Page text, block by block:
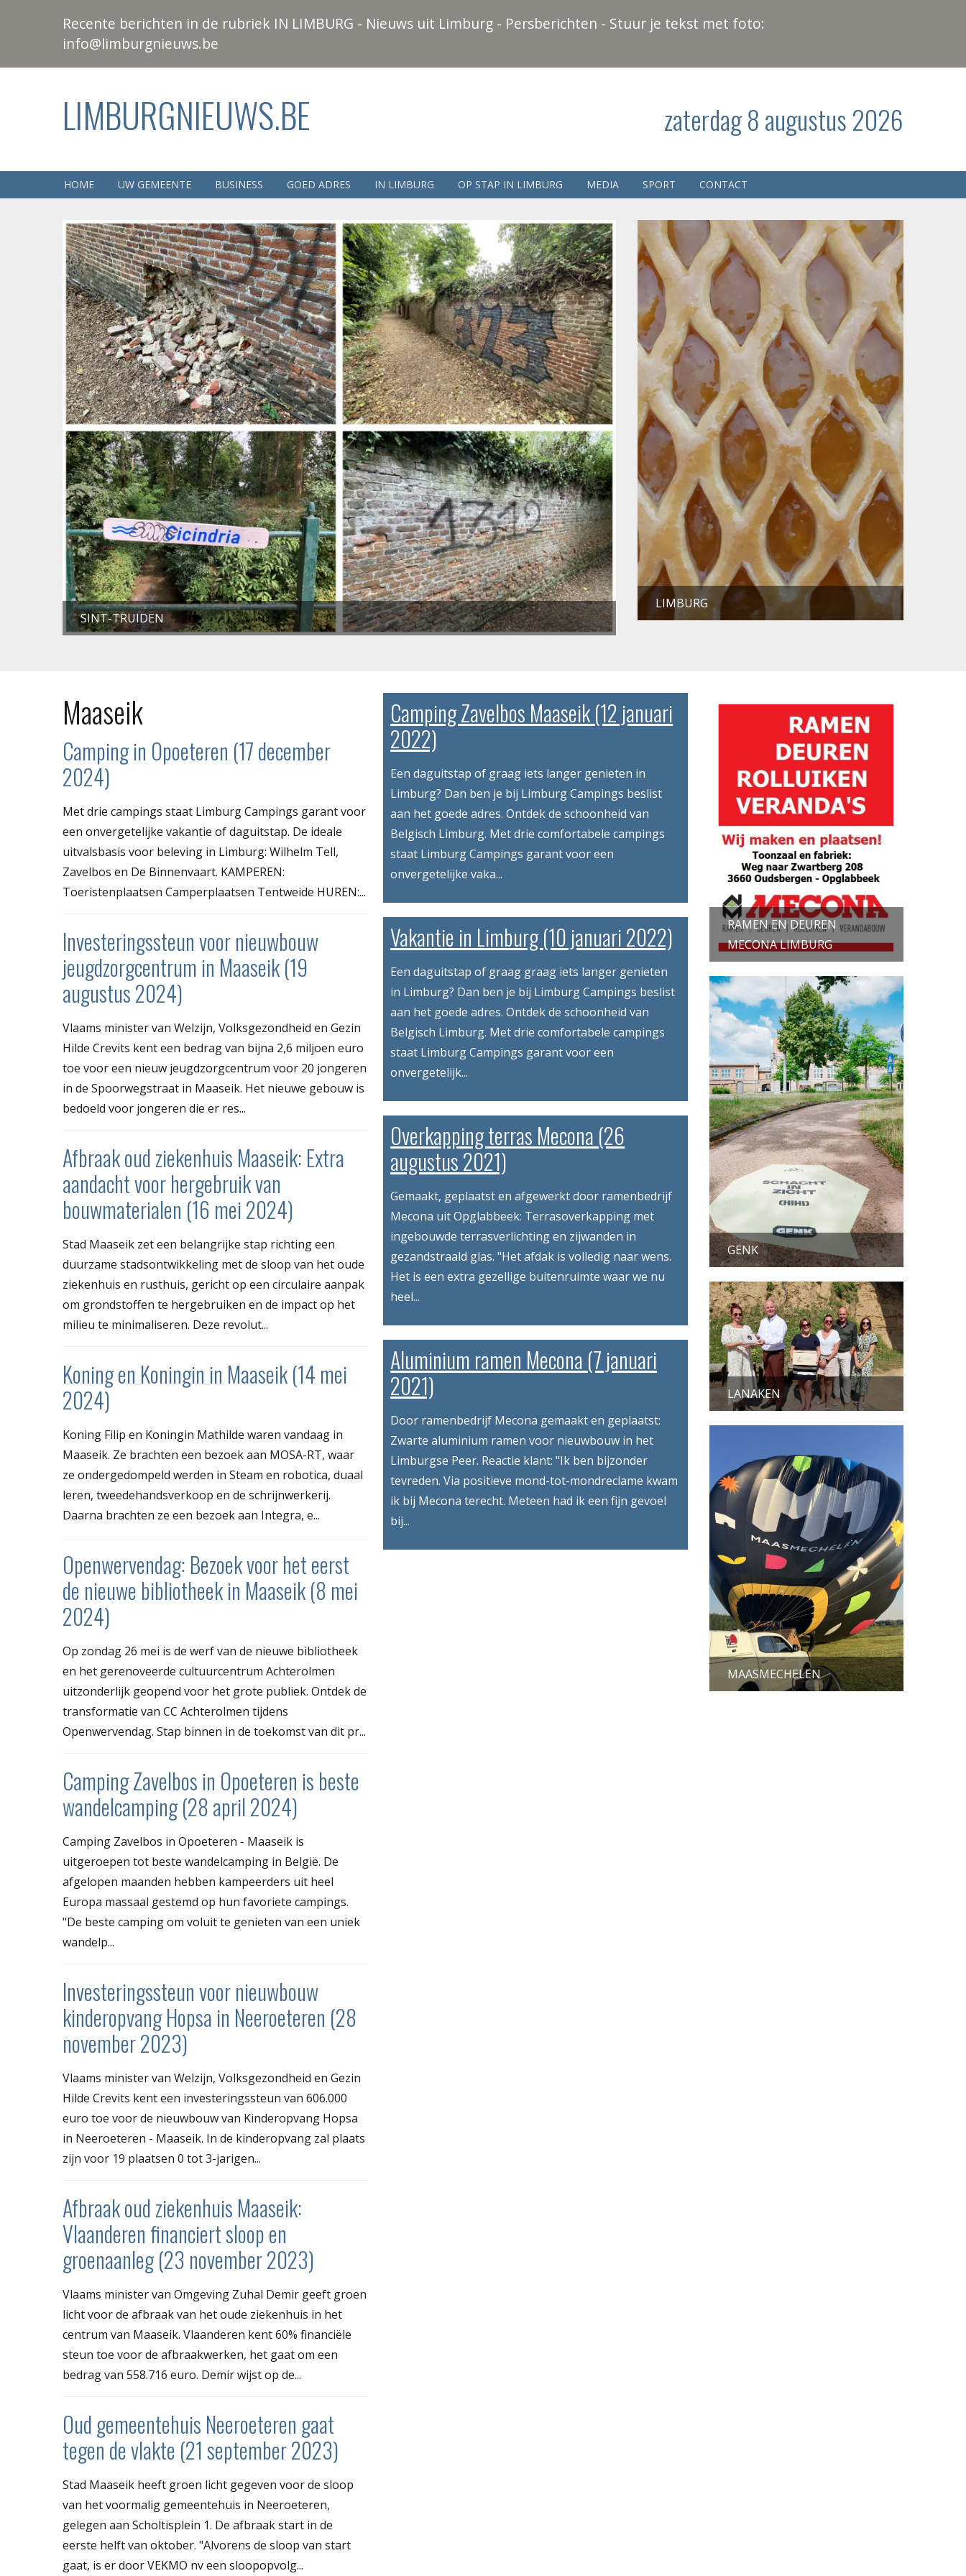
Recente berichten in de rubriek IN LIMBURG - Nieuws uit Limburg - Persberichten - Stuur je tekst met foto:
info@limburgnieuws.be
LIMBURGNIEUWS.BE zaterdag 8 augustus 2026
HOME UW GEMEENTE BUSINESS GOED ADRES IN LIMBURG OP STAP IN LIMBURG MEDIA SPORT CONTACT
SINT-TRUIDEN
LIMBURG
Maaseik
Camping in Opoeteren (17 december
2024)
Met drie campings staat Limburg Campings garant voor
een onvergetelijke vakantie of daguitstap. De ideale
uitvalsbasis voor beleving in Limburg: Wilhelm Tell,
Zavelbos en De Binnenvaart. KAMPEREN:
Toeristenplaatsen Camperplaatsen Tentweide HUREN:...
Investeringssteun voor nieuwbouw
jeugdzorgcentrum in Maaseik (19
augustus 2024)
Vlaams minister van Welzijn, Volksgezondheid en Gezin
Hilde Crevits kent een bedrag van bijna 2,6 miljoen euro
toe voor een nieuw jeugdzorgcentrum voor 20 jongeren
in de Spoorwegstraat in Maaseik. Het nieuwe gebouw is
bedoeld voor jongeren die er res...
Afbraak oud ziekenhuis Maaseik: Extra
aandacht voor hergebruik van
bouwmaterialen (16 mei 2024)
Stad Maaseik zet een belangrijke stap richting een
duurzame stadsontwikkeling met de sloop van het oude
ziekenhuis en rusthuis, gericht op een circulaire aanpak
om grondstoffen te hergebruiken en de impact op het
milieu te minimaliseren. Deze revolut...
Koning en Koningin in Maaseik (14 mei
2024)
Koning Filip en Koningin Mathilde waren vandaag in
Maaseik. Ze brachten een bezoek aan MOSA-RT, waar
ze ondergedompeld werden in Steam en robotica, duaal
leren, tweedehandsverkoop en de schrijnwerkerij.
Daarna brachten ze een bezoek aan Integra, e...
Openwervendag: Bezoek voor het eerst
de nieuwe bibliotheek in Maaseik (8 mei
2024)
Op zondag 26 mei is de werf van de nieuwe bibliotheek
en het gerenoveerde cultuurcentrum Achterolmen
uitzonderlijk geopend voor het grote publiek. Ontdek de
transformatie van CC Achterolmen tijdens
Openwervendag. Stap binnen in de toekomst van dit pr...
Camping Zavelbos in Opoeteren is beste
wandelcamping (28 april 2024)
Camping Zavelbos in Opoeteren - Maaseik is
uitgeroepen tot beste wandelcamping in België. De
afgelopen maanden hebben kampeerders uit heel
Europa massaal gestemd op hun favoriete campings.
"De beste camping om voluit te genieten van een uniek
wandelp...
Investeringssteun voor nieuwbouw
kinderopvang Hopsa in Neeroeteren (28
november 2023)
Vlaams minister van Welzijn, Volksgezondheid en Gezin
Hilde Crevits kent een investeringssteun van 606.000
euro toe voor de nieuwbouw van Kinderopvang Hopsa
in Neeroeteren - Maaseik. In de kinderopvang zal plaats
zijn voor 19 plaatsen 0 tot 3-jarigen...
Afbraak oud ziekenhuis Maaseik:
Vlaanderen financiert sloop en
groenaanleg (23 november 2023)
Vlaams minister van Omgeving Zuhal Demir geeft groen
licht voor de afbraak van het oude ziekenhuis in het
centrum van Maaseik. Vlaanderen kent 60% financiële
steun toe voor de afbraakwerken, het gaat om een
bedrag van 558.716 euro. Demir wijst op de...
Oud gemeentehuis Neeroeteren gaat
tegen de vlakte (21 september 2023)
Stad Maaseik heeft groen licht gegeven voor de sloop
van het voormalig gemeentehuis in Neeroeteren,
gelegen aan Scholtisplein 1. De afbraak start in de
eerste helft van oktober. "Alvorens de sloop van start
gaat, is er door VEKMO nv een sloopopvolg...
Camping Zavelbos Maaseik (12 januari
2022)
Een daguitstap of graag iets langer genieten in
Limburg? Dan ben je bij Limburg Campings beslist
aan het goede adres. Ontdek de schoonheid van
Belgisch Limburg. Met drie comfortabele campings
staat Limburg Campings garant voor een
onvergetelijke vaka...
Vakantie in Limburg (10 januari 2022)
Een daguitstap of graag graag iets langer genieten
in Limburg? Dan ben je bij Limburg Campings beslist
aan het goede adres. Ontdek de schoonheid van
Belgisch Limburg. Met drie comfortabele campings
staat Limburg Campings garant voor een
onvergetelijk...
Overkapping terras Mecona (26
augustus 2021)
Gemaakt, geplaatst en afgewerkt door ramenbedrijf
Mecona uit Opglabbeek: Terrasoverkapping met
ingebouwde terrasverlichting en zijwanden in
gezandstraald glas. "Het afdak is volledig naar wens.
Het is een extra gezellige buitenruimte waar we nu
heel...
Aluminium ramen Mecona (7 januari
2021)
Door ramenbedrijf Mecona gemaakt en geplaatst:
Zwarte aluminium ramen voor nieuwbouw in het
Limburgse Peer. Reactie klant: "Ik ben bijzonder
tevreden. Via positieve mond-tot-mondreclame kwam
ik bij Mecona terecht. Meteen had ik een fijn gevoel
bij...
RAMEN EN DEUREN
MECONA LIMBURG
GENK
LANAKEN
MAASMECHELEN